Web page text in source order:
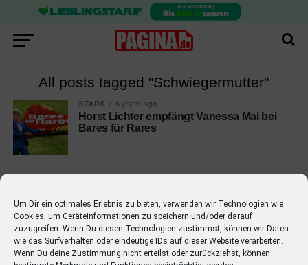
Um Dir ein optimales Erlebnis zu bieten, verwenden wir Technologien wie
Cookies, um Geräteinformationen zu speichern und/oder darauf
zuzugreifen. Wenn Du diesen Technologien zustimmst, können wir Daten
wie das Surfverhalten oder eindeutige IDs auf dieser Website verarbeiten.
Wenn Du deine Zustimmung nicht erteilst oder zurückziehst, können
All posts tagged "Schwiegermutter"
STARS 6 years ago
Horst Lichter empfängt Vanessa Mai bei
Bares für Rares
EMPFOHLEN
STARS 4 years ago
Barbara Schöneberger Moderatorin